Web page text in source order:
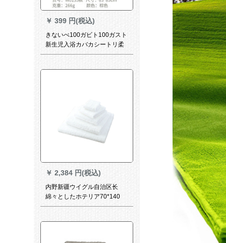
￥ 399 円(税込)
きないべ100ガビト100ガスト
新生児入浴カバカシートリ柔
らかな吸水タオルです。
￥ 2,384 円(税込)
内野新疆ウイグル自治区长
綿々としたホテリア70*140
cm